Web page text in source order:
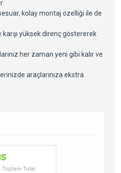
kolay montaj özelliği ile de
yüksek direnç göstererek
her zaman yeni gibi kalır ve
araçlarınıza ekstra
Toplam Tutar